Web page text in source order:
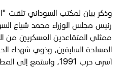
وذكر بيان لمكتب السوداني تلقت
رئيس مجلس الوزراء محمد شياع
ممثلي المتقاعدين العسكريين من
المسلحة السابقين، وذوي شهداء
أسرى حرب 1991، واستمع